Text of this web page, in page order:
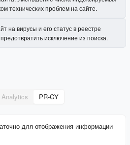
технических проблем на сайте.
на вирусы и его статус в реестре
исключение из поиска.
PR-CY
для отображения информации